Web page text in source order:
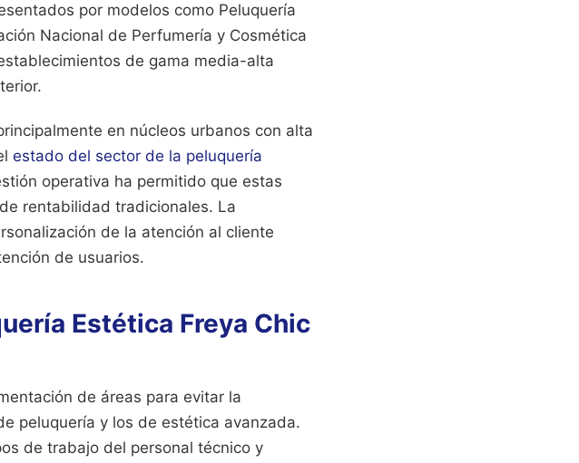
por modelos como Peluquería
Nacional de Perfumería y Cosmética
de gama media-alta
en núcleos urbanos con alta
estado del sector de la peluquería
operativa ha permitido que estas
rentabilidad tradicionales. La
de la atención al cliente
de usuarios.
Estética Freya Chic
de áreas para evitar la
peluquería y los de estética avanzada.
de trabajo del personal técnico y